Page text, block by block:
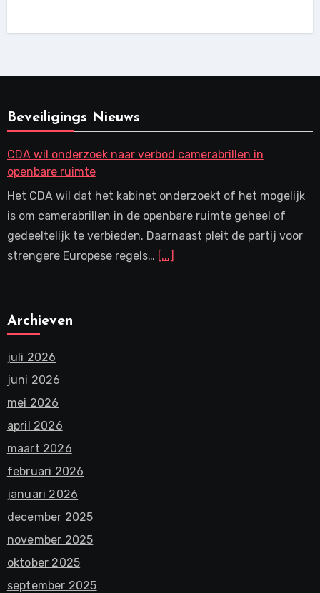
Beveiligings Nieuws
CDA wil onderzoek naar verbod camerabrillen in
openbare ruimte
Het CDA wil dat het kabinet onderzoekt of het mogelijk
is om camerabrillen in de openbare ruimte geheel of
gedeeltelijk te verbieden. Daarnaast pleit de partij voor
strengere Europese regels… [...]
Archieven
juli 2026
juni 2026
mei 2026
april 2026
maart 2026
februari 2026
januari 2026
december 2025
november 2025
oktober 2025
september 2025